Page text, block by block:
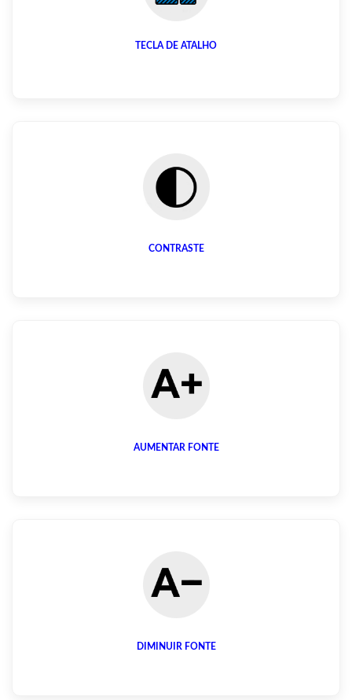
TECLA DE ATALHO
CONTRASTE
AUMENTAR FONTE
DIMINUIR FONTE